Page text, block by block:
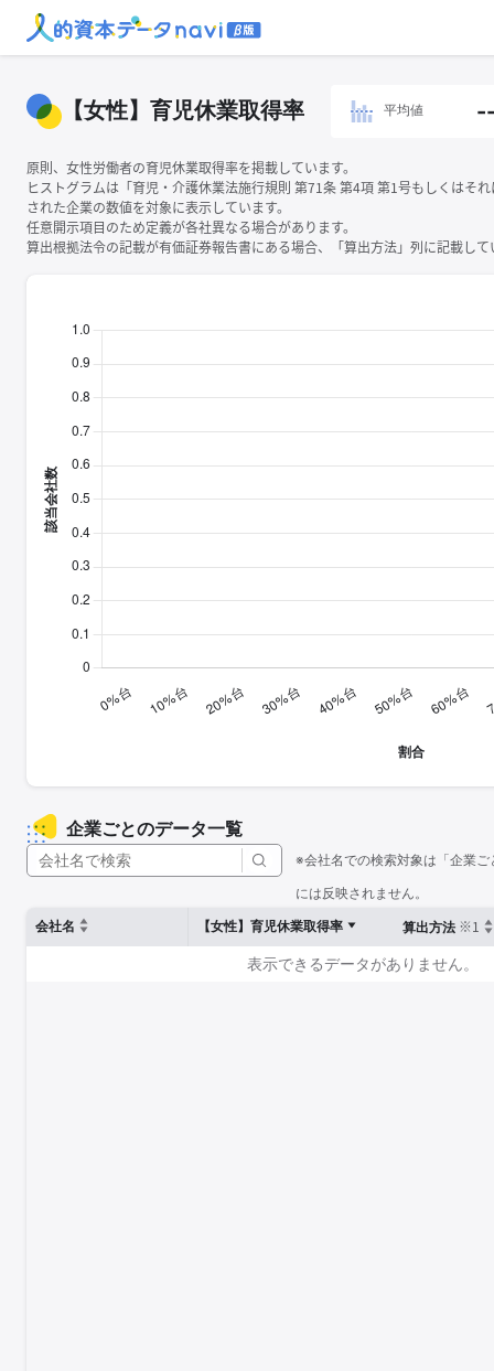
【女性】育児休業取得率 平均値
原則、女性労働者の育児休業取得率を掲載しています。
ヒストグラムは「育児・介護休業法施行規則 第71条 第4項 第1号もしくはそ
された企業の数値を対象に表示しています。
任意開示項目のため定義が各社異なる場合があります。
算出根拠法令の記載が有価証券報告書にある場合、「算出方法」列に記載し
企業ごとのデータ一覧
※会社名での検索対象は「企業
には反映されません。
会社名
【女性】育児休業取得率 算出方法 ※1
表示できるデータがありません。